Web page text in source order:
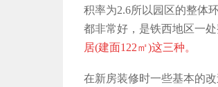
积率为2.6所以园区的整体
都非常好，是铁西地区一
居(建面122㎡)这三种。
在新房装修时一些基本的